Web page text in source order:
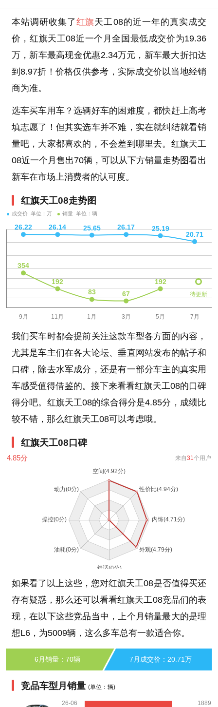
本站调研收集了红旗天工08的近一年的真实成交
价，红旗天工08近一个月全国最低成交价为19.36
万，新车最高现金优惠2.34万元，新车最大折扣达
到8.97折！价格仅供参考，实际成交价以当地经销
商为准。
选车买车用车？选辆好车的困难度，都快赶上高考
填志愿了！但其实选车并不难，实在就纠结就看销
量吧，大家都喜欢的，不会差到哪里去。红旗天工
08近一个月售出70辆，可以从下方销量走势图看出
新车在市场上消费者的认可度。
红旗天工08走势图
成交价 单位：万 销量 单位：辆
待更新
我们买车时都会提前关注这款车型各方面的内容，
尤其是车主们在各大论坛、垂直网站发布的帖子和
口碑，除去水军成分，还是有一部分车主的真实用
车感受值得借鉴的。接下来看看红旗天工08的口碑
得分吧。红旗天工08的综合得分是4.85分，成绩比
较不错，那么红旗天工08可以考虑哦。
红旗天工08口碑
4.85分 来自31个用户
如果看了以上这些，您对红旗天工08是否值得买还
存有疑惑，那么还可以看看红旗天工08竞品们的表
现，在以下这些竞品当中，上个月销量最大的是理
想L6，为5009辆，这么多车总有一款适合你。
6月销量：70辆 7月成交价：20.71万
竞品车型月销量 (单位：辆)
26-06
1889